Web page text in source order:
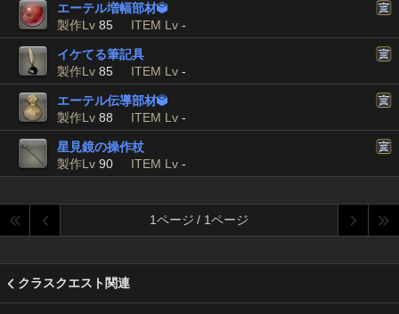
エーテル増幅部材
製作Lv 85 ITEM Lv -
イケてる筆記具
製作Lv 85 ITEM Lv -
エーテル伝導部材
製作Lv 88 ITEM Lv -
星見鏡の操作杖
製作Lv 90 ITEM Lv -
1ページ / 1ページ
クラスクエスト関連